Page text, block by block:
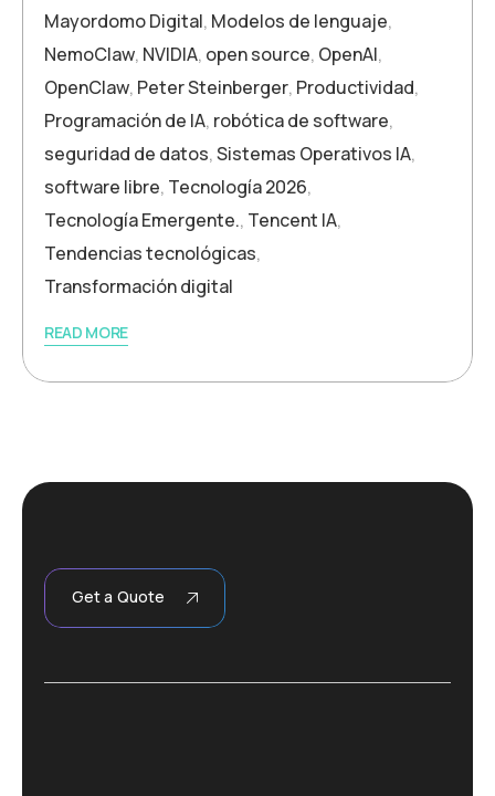
Mayordomo Digital, Modelos de lenguaje,
NemoClaw, NVIDIA, open source, OpenAI,
OpenClaw, Peter Steinberger, Productividad,
Programación de IA, robótica de software,
seguridad de datos,Sistemas Operativos IA,
software libre, Tecnología 2026,
Tecnología Emergente., Tencent IA,
Tendencias tecnológicas,
Transformación digital
READ MORE
Get a Quote